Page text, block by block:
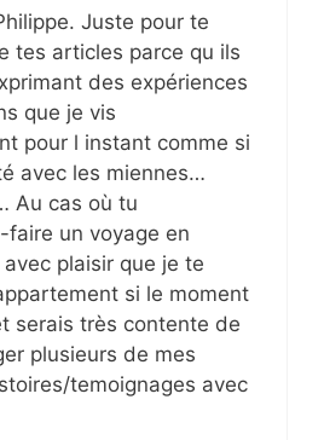
Juste pour te
tes articles parce qu ils
des expériences
que je vis
pour l instant comme si
avec les miennes…
Au cas où tu
faire un voyage en
plaisir que je te
si le moment
serais très contente de
plusieurs de mes
temoignages avec